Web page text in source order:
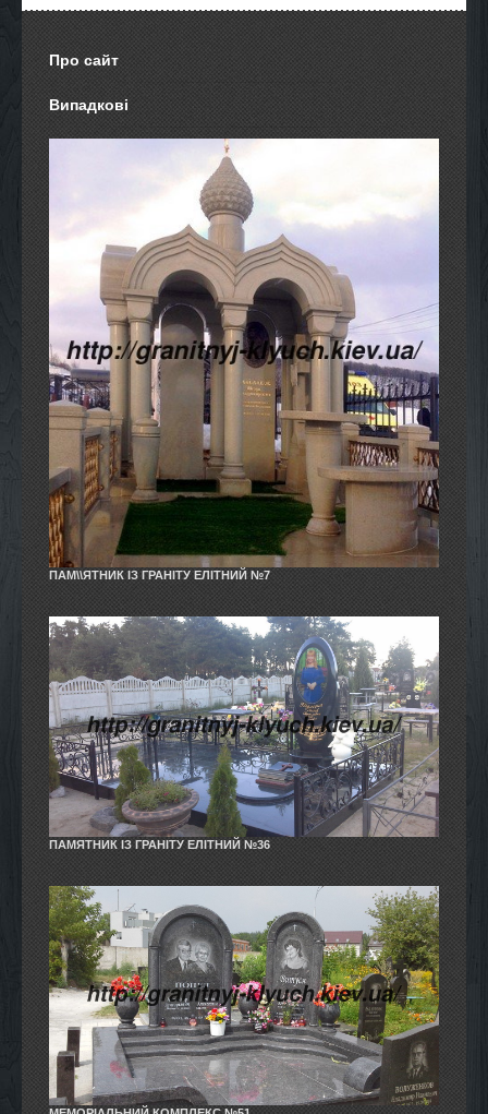
Про сайт
Випадкові
ПАМ\\ЯТНИК ІЗ ГРАНІТУ ЕЛІТНИЙ №7
ПАМЯТНИК ІЗ ГРАНІТУ ЕЛІТНИЙ №36